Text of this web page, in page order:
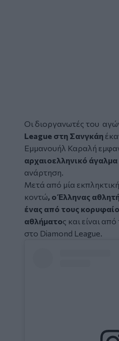
Οι διοργανωτές του
League στη Σανγκάη
Εμμανουήλ Καραλή
αρχαιοελληνικό άγαλμα
ανάρτηση.
Μετά από μία
κοντώ, ο Έλληνας
ένας από τους
αθλήματος και είναι
στο Diamond League.